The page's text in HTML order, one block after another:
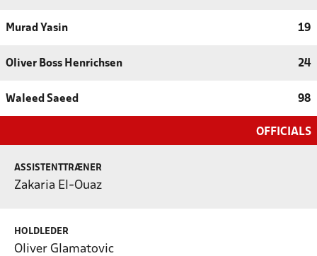
Murad Yasin 19
Oliver Boss Henrichsen 24
Waleed Saeed 98
OFFICIALS
ASSISTENTTRÆNER
Zakaria El-Ouaz
HOLDLEDER
Oliver Glamatovic